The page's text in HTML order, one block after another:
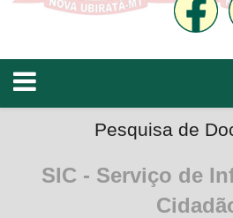
Pesquisa de
SIC - Serviço de